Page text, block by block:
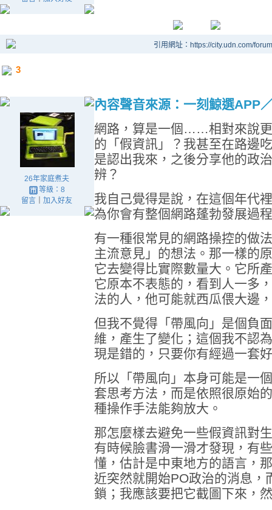
引用網址：https://city.udn.com/
3
26年家庭煮夫
等級：8
留言 ｜加入好友
內容聲音來源：一刻鯨選APP
網路，算是一個……相對來說更
的「假資訊」？我甚至在路邊
是認出我來，之後分享他的政
辨？
我自己覺得是說，在這個年代
為你會有整個網路蓬勃發展過
有一種很常見的網路操控的做
主流意見」的想法。那一樣的
它去變得比實際數量大。它所
它原本不表態的，看到人一多
法的人，他可能就西瓜偎大邊
但我不覺得「帶風向」是個負
維，產生了變化；這個我不認
現是錯的，只要你有經過一套
所以「帶風向」本身可能是一
套思考方法，而是依照很原始
種操作手法能夠放大。
那怎麼樣去避免一些假資訊對
有時候臉書滑一滑才發現，有
懂，估計是中東地方的語言，
近突然就開始PO政治的消息
鎖；我應該要把它截圖下來，